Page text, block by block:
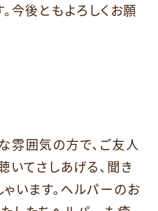
今後ともよろしくお願
雰囲気の方で、ご友人
いてさしあげる、聞き
います。ヘルパーのお